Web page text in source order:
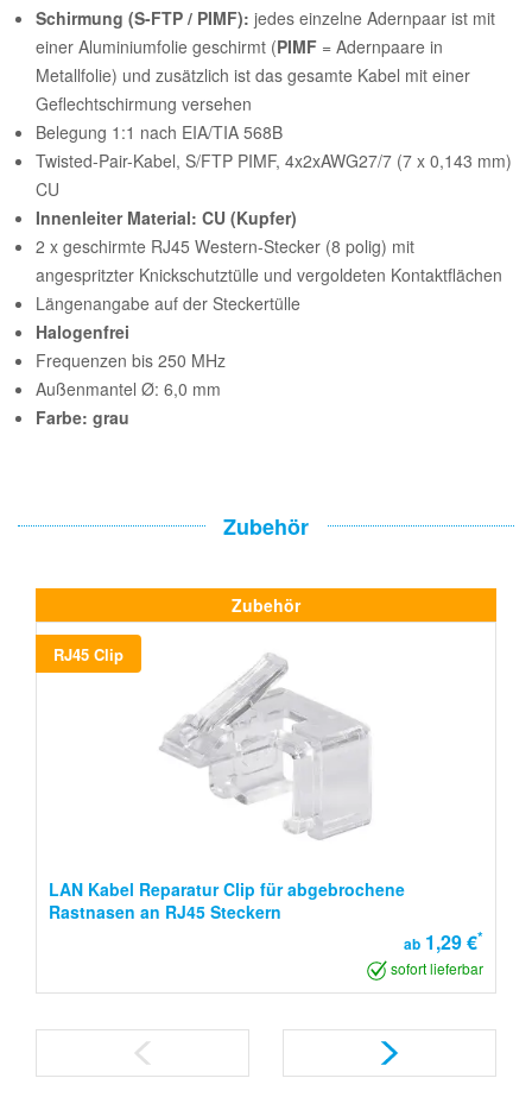
Schirmung (S-FTP / PIMF): jedes einzelne Adernpaar ist mit
einer Aluminiumfolie geschirmt (PIMF = Adernpaare in
Metallfolie) und zusätzlich ist das gesamte Kabel mit einer
Geflechtschirmung versehen
Belegung 1:1 nach EIA/TIA 568B
Twisted-Pair-Kabel, S/FTP PIMF, 4x2xAWG27/7 (7 x 0,143 mm)
CU
Innenleiter Material: CU (Kupfer)
2 x geschirmte RJ45 Western-Stecker (8 polig) mit
angespritzter Knickschutztülle und vergoldeten Kontaktflächen
Längenangabe auf der Steckertülle
Halogenfrei
Frequenzen bis 250 MHz
Außenmantel Ø: 6,0 mm
Farbe: grau
Zubehör
Zubehör
RJ45 Clip
LAN Kabel Reparatur Clip für abgebrochene
Rastnasen an RJ45 Steckern
ab 1,29 €*
sofort lieferbar